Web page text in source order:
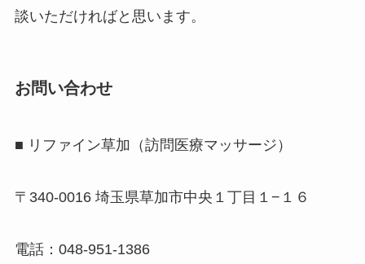
談いただければと思います。
お問い合わせ
■ リファイン草加（訪問医療マッサージ）
〒340-0016 埼玉県草加市中央１丁目１−１６
電話：048-951-1386